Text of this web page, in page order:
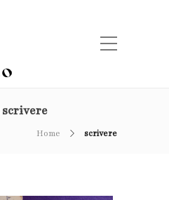
scrivere
Home scrivere